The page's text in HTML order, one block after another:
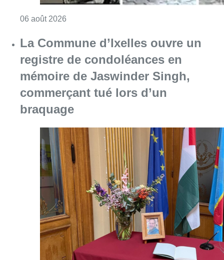
06 août 2026
La Commune d’Ixelles ouvre un
registre de condoléances en
mémoire de Jaswinder Singh,
commerçant tué lors d’un
braquage